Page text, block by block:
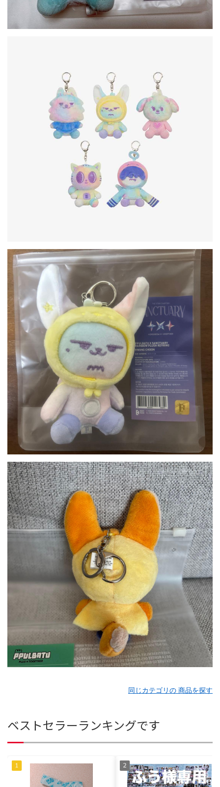
同じカテゴリの 商品を探す
ベストセラーランキングです